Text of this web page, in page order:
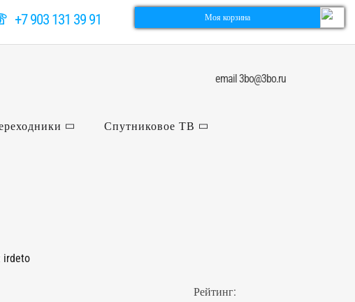
+7 903 131 39 91 Моя корзина
email 3bo@3bo.ru
Спутниковое ТВ
irdeto
Рейтинг: